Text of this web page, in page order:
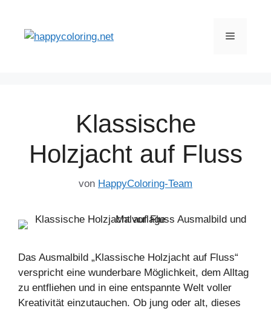
springen
Menü
Klassische
Holzjacht auf Fluss
von HappyColoring-Team
Das Ausmalbild „Klassische Holzjacht auf Fluss“
verspricht eine wunderbare Möglichkeit, dem Alltag
zu entfliehen und in eine entspannte Welt voller
Kreativität einzutauchen. Ob jung oder alt, dieses